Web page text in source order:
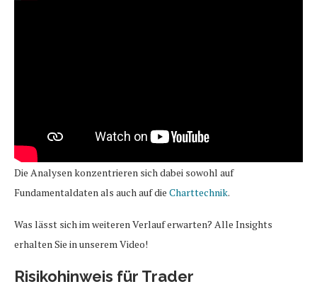
Die Analysen konzentrieren sich dabei sowohl auf
Fundamentaldaten als auch auf die Charttechnik.
Was lässt sich im weiteren Verlauf erwarten? Alle Insights
erhalten Sie in unserem Video!
Risikohinweis für Trader